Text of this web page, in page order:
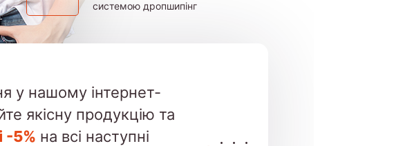
системою дропшипінг
у нашому інтернет-
якісну продукцію та
-5% на всі наступні